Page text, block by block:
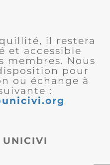
il restera
et accessible
membres. Nous
pour
ou échange à
: